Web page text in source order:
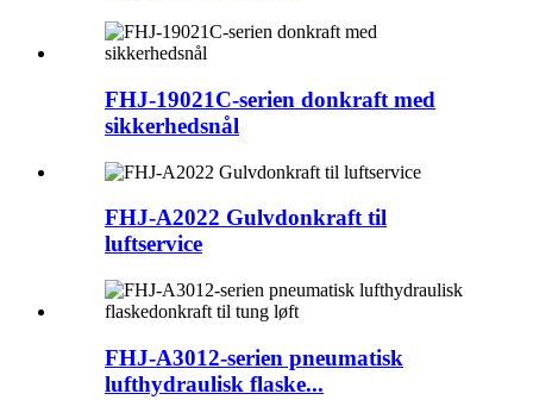
FHJ-19021C-serien donkraft med
sikkerhedsnål
FHJ-A2022 Gulvdonkraft til
luftservice
FHJ-A3012-serien pneumatisk
lufthydraulisk flaske...